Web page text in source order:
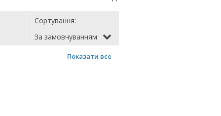
Сортування:
За замовчуванням
Показати все